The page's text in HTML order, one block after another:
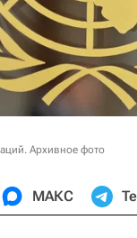
Архивное фото
МАКС